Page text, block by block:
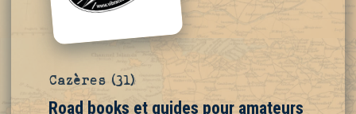
Cazères (31)
Road books et guides pour amateurs